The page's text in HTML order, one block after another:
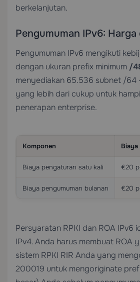
berkelanjutan.
Pengumuman IPv6:
Pengumuman IPv6 mengikuti
dengan ukuran prefix minimum /
menyediakan 65.536 subnet /64
yang lebih dari cukup untuk
penerapan enterprise.
Komponen Biaya
Biaya pengaturan satu kali €20
Biaya pengumuman bulanan €20
Persyaratan RPKI dan ROA IPv6
IPv4. Anda harus membuat ROA
sistem RPKI RIR Anda yang
200019 untuk mengoriginate